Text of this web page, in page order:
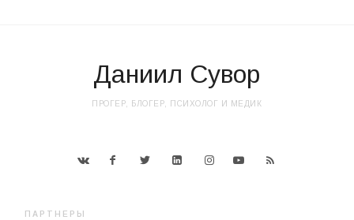
Даниил Сувор
ПРОГЕР, БЛОГЕР, ПСИХОЛОГ И МЕДИК
ПАРТНЕРЫ